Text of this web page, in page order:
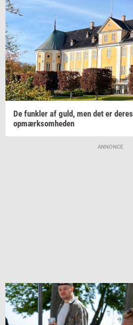
De funk­ler af guld, men det er deres
op­mærk­som­he­den
ANNONCE